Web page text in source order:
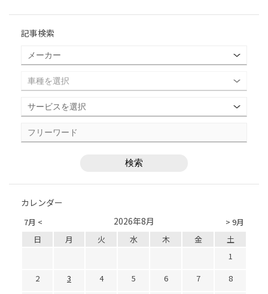
記事検索
カレンダー
7月 < > 9月
2026年8月
日 月 火 水 木 金
土
1
2
3 4 5 6 7 8